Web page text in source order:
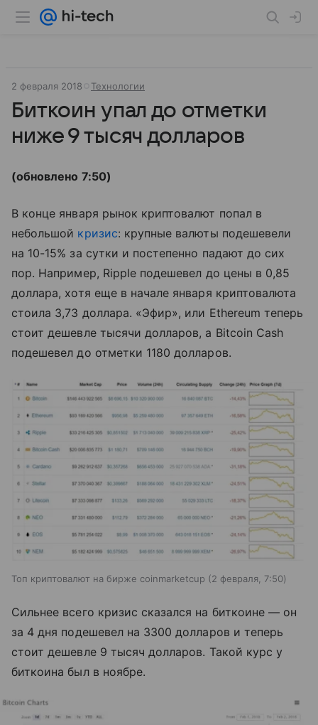
2 февраля 2018 Технологии
Биткоин упал до отметки
ниже 9 тысяч долларов
(обновлено 7:50)
В конце января рынок криптовалют попал в
небольшой кризис: крупные валюты подешевели
на 10-15% за сутки и постепенно падают до сих
пор. Например, Ripple подешевел до цены в 0,85
доллара, хотя еще в начале января криптовалюта
стоила 3,73 доллара. «Эфир», или Ethereum теперь
стоит дешевле тысячи долларов, а Bitcoin Cash
подешевел до отметки 1180 долларов.
Топ криптовалют на бирже coinmarketcup (2 февраля, 7:50)
Сильнее всего кризис сказался на биткоине — он
за 4 дня подешевел на 3300 долларов и теперь
стоит дешевле 9 тысяч долларов. Такой курс у
биткоина был в ноябре.